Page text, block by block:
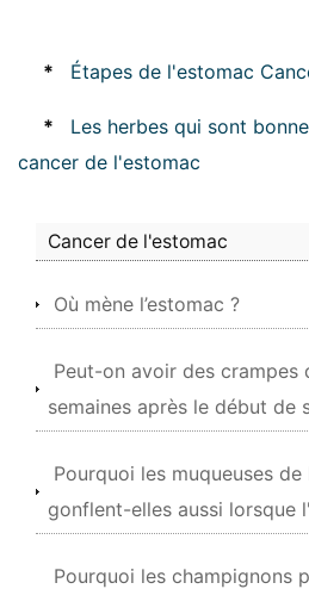
* Étapes de l'estomac
*
Les herbes qui sont
cancer de l'estomac
Cancer de l'estomac
Où mène l’estomac ?
Peut-on avoir des crampes
semaines après le début de
Pourquoi les muqueuses
gonflent-elles aussi lorsque
Pourquoi les champignons